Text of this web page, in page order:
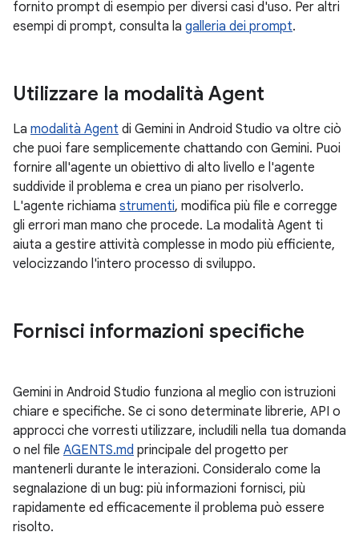
fornito prompt di esempio per diversi casi d'uso. Per altri
esempi di prompt, consulta la galleria dei prompt.
Utilizzare la modalità Agent
La modalità Agent di Gemini in Android Studio va oltre ciò
che puoi fare semplicemente chattando con Gemini. Puoi
fornire all'agente un obiettivo di alto livello e l'agente
suddivide il problema e crea un piano per risolverlo.
L'agente richiama strumenti, modifica più file e corregge
gli errori man mano che procede. La modalità Agent ti
aiuta a gestire attività complesse in modo più efficiente,
velocizzando l'intero processo di sviluppo.
Fornisci informazioni specifiche
Gemini in Android Studio funziona al meglio con istruzioni
chiare e specifiche. Se ci sono determinate librerie, API o
approcci che vorresti utilizzare, includili nella tua domanda
o nel file AGENTS.md principale del progetto per
mantenerli durante le interazioni. Consideralo come la
segnalazione di un bug: più informazioni fornisci, più
rapidamente ed efficacemente il problema può essere
risolto.